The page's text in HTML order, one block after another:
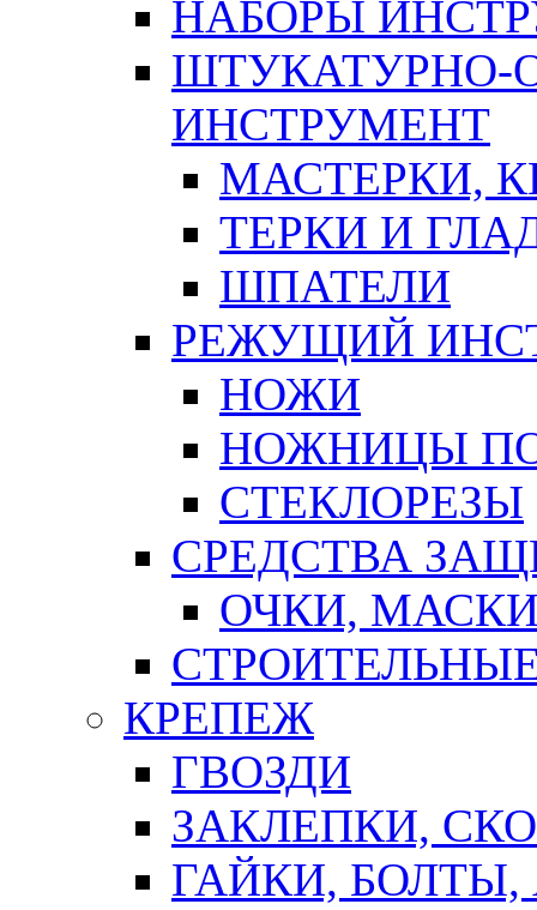
НАБОРЫ
ШТУКАТУРНО-
ИНСТРУМЕНТ
МАСТЕРКИ,
ТЕРКИ И
ШПАТЕЛИ
РЕЖУЩИЙ
НОЖИ
НОЖНИЦЫ
СТЕКЛОРЕЗЫ
СРЕДСТВА
ОЧКИ,
КРЕПЕЖ
ГВОЗДИ
ЗАКЛЕПКИ,
ГАЙКИ,